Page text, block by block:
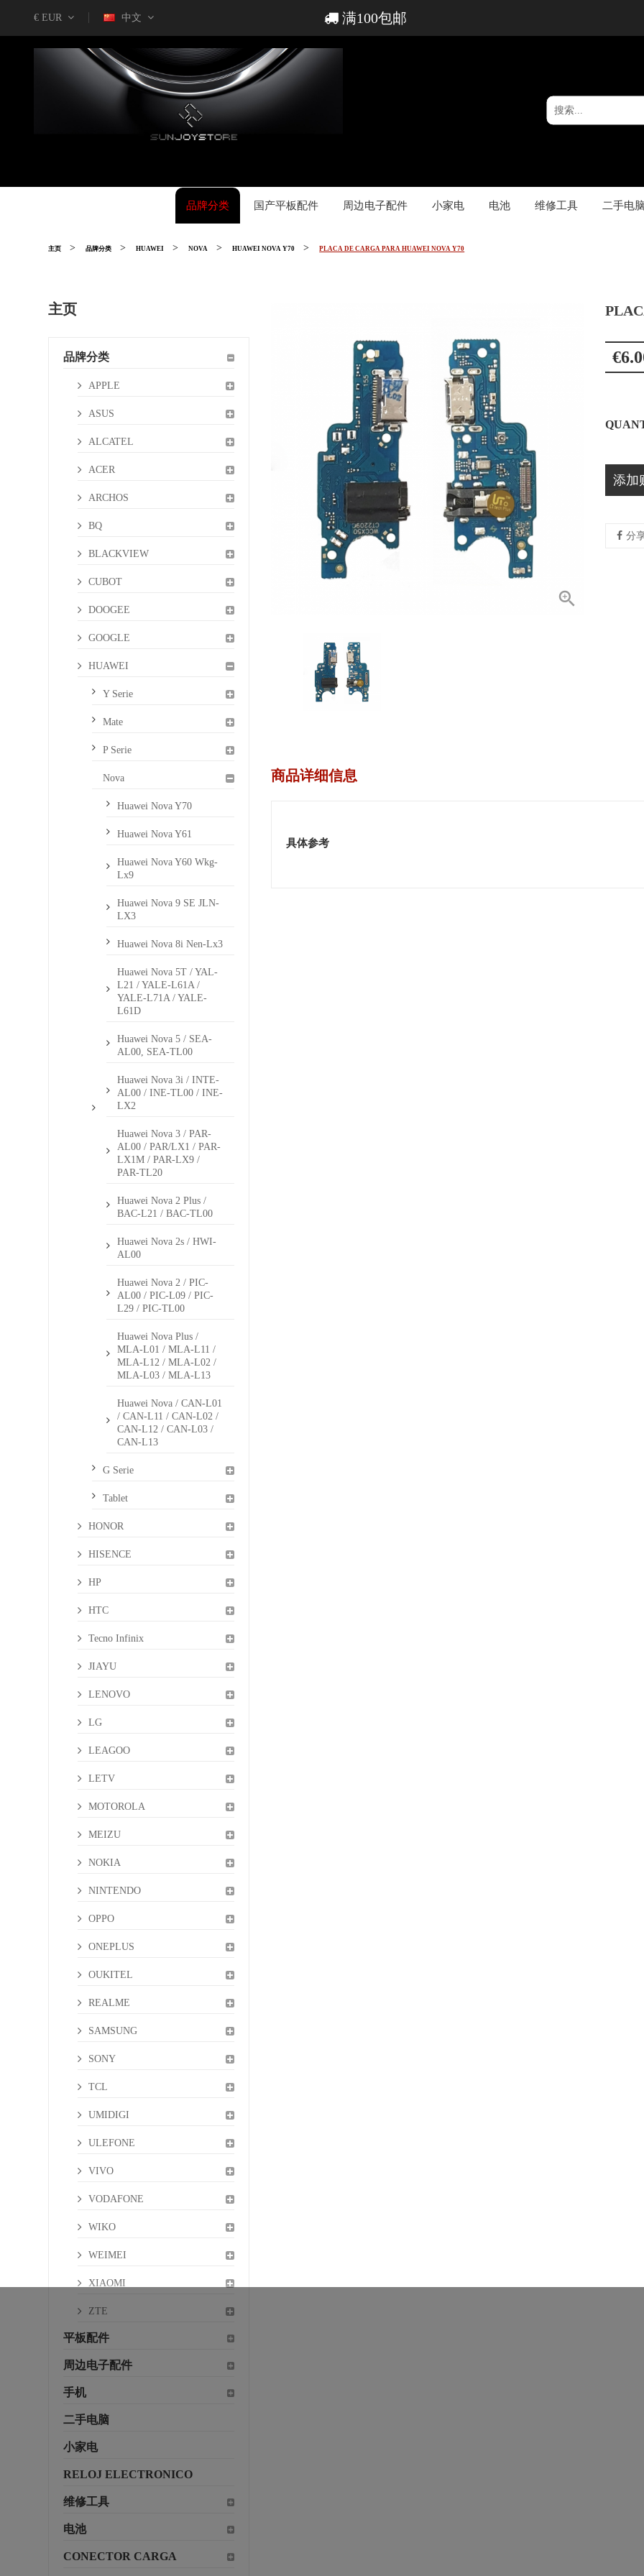
€ EUR 中文 满100包邮
品牌分类 国产平板配件 周边电子配件 小家电 电池 维修工具 二手电
主页 品牌分类 HUAWEI NOVA HUAWEI NOVA Y70 PLACA DE CARGA PARA HUAWEI NOVA Y70

添加
分
商品详细信息
具体参考
主页
品牌分类
APPLE
ASUS
ALCATEL
ACER
ARCHOS
BQ
BLACKVIEW
CUBOT
DOOGEE
GOOGLE
HUAWEI
Y Serie
Mate
P Serie
Nova
Huawei Nova Y70
Huawei Nova Y61
Huawei Nova Y60 Wkg-
Lx9
Huawei Nova 9 SE JLN-
LX3
Huawei Nova 8i Nen-Lx3
Huawei Nova 5T / YAL-
L21 / YALE-L61A /
YALE-L71A / YALE-
L61D
Huawei Nova 5 / SEA-
AL00, SEA-TL00
Huawei Nova 3i / INTE-
AL00 / INE-TL00 / INE-
LX2
Huawei Nova 3 / PAR-
AL00 / PAR/LX1 / PAR-
LX1M / PAR-LX9 /
PAR-TL20
Huawei Nova 2 Plus /
BAC-L21 / BAC-TL00
Huawei Nova 2s / HWI-
AL00
Huawei Nova 2 / PIC-
AL00 / PIC-L09 / PIC-
L29 / PIC-TL00
Huawei Nova Plus /
MLA-L01 / MLA-L11 /
MLA-L12 / MLA-L02 /
MLA-L03 / MLA-L13
Huawei Nova / CAN-L01
/ CAN-L11 / CAN-L02 /
CAN-L12 / CAN-L03 /
CAN-L13
G Serie
Tablet
HONOR
HISENCE
HP
HTC
Tecno Infinix
JIAYU
LENOVO
LG
LEAGOO
LETV
MOTOROLA
MEIZU
NOKIA
NINTENDO
OPPO
ONEPLUS
OUKITEL
REALME
SAMSUNG
SONY
TCL
UMIDIGI
ULEFONE
VIVO
VODAFONE
WIKO
WEIMEI
XIAOMI
ZTE
平板配件
周边电子配件
手机
二手电脑
小家电
RELOJ ELECTRONICO
维修工具
电池
CONECTOR CARGA